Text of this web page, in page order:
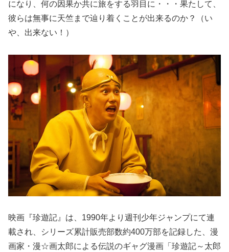
になり、何の因果か共に旅をする羽目に・・・果たして、
彼らは無事に天竺まで辿り着くことが出来るのか？（い
や、出来ない！）
映画『珍遊記』は、1990年より週刊少年ジャンプにて連
載され、シリーズ累計販売部数約400万部を記録した、漫
画家・漫☆画太郎による伝説のギャグ漫画「珍遊記～太郎